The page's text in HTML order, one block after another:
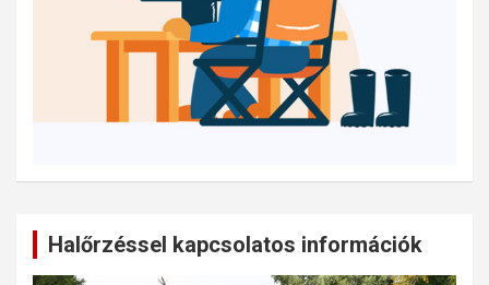
Halőrzéssel kapcsolatos információk